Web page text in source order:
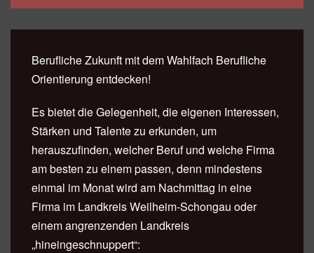
Berufliche Zukunft mit dem Wahlfach Berufliche
Orientierung entdecken!
Es bietet die Gelegenheit, die eigenen Interessen,
Stärken und Talente zu erkunden, um
herauszufinden, welcher Beruf und welche Firma
am besten zu einem passen, denn mindestens
einmal im Monat wird am Nachmittag in eine
Firma im Landkreis Weilheim-Schongau oder
einem angrenzenden Landkreis
„hineingeschnuppert“: